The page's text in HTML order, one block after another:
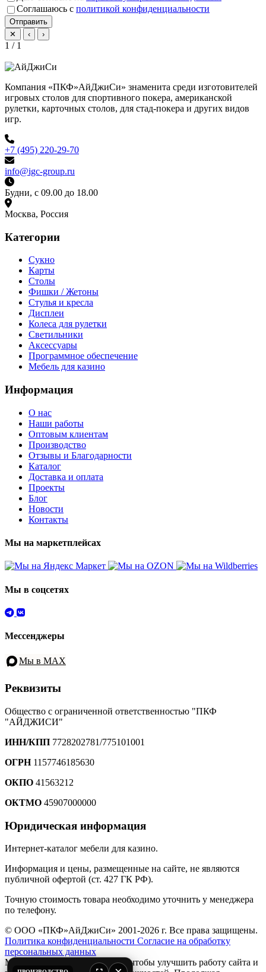
Соглашаюсь с политикой конфиденциальности
Отправить
✕
‹ ›
1 / 1
Компания «ПКФ»АйДжиСи» знаменита среди изготовителей
игровых столов для спортивного покера, американской
рулетки, карточных столов, для стад-покера и других видов
игр.
+7 (495) 220-29-70
info@igc-group.ru
Будни, с 09.00 до 18.00
Москва, Россия
Категории
Сукно
Карты
Столы
Фишки / Жетоны
Стулья и кресла
Дисплеи
Колеса для рулетки
Светильники
Аксессуары
Программное обеспечение
Мебель для казино
Информация
О нас
Наши работы
Оптовым клиентам
Производство
Отзывы и Благодарности
Каталог
Доставка и оплата
Проекты
Блог
Новости
Контакты
Мы на маркетплейсах
Мы в соцсетях
Мессенджеры
Мы в MAX
Реквизиты
Общество с ограниченной ответственностью "ПКФ
"АЙДЖИСИ"
ИНН/КПП 7728202781/775101001
ОГРН1157746185630
ОКПО 41563212
ОКТМО 45907000000
Юридическая информация
Интернет-каталог мебели для казино.
Информация и цены, размещенные на сайте, не являются
публичной офертой (ст. 427 ГК РФ).
Точную стоимость товара необходимо уточнить у менеджера
по телефону.
© ООО «ПКФ»АйДжиСи» 2001-2026 г. Все права защищены.
Политика конфиденциальности Согласие на обработку
персональных данных
Мы используем файлыcookie , чтобы улучшить работу сайта и